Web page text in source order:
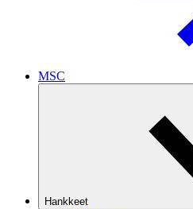
MSC
Hankkeet